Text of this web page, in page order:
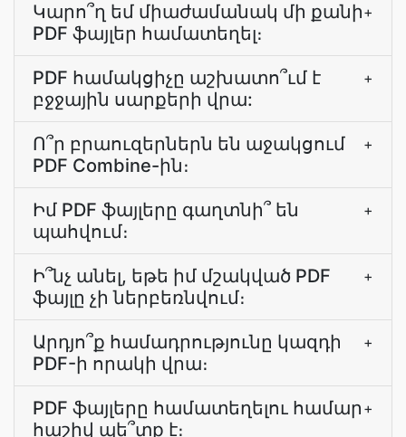
Կարո՞ղ եմ միաժամանակ մի քանի
PDF ֆայլեր համատեղել։
+
PDF համակցիչը աշխատո՞ւմ է
բջջային սարքերի վրա:
+
Ո՞ր բրաուզերներն են աջակցում
PDF Combine-ին։
+
Իմ PDF ֆայլերը գաղտնի՞ են
պահվում։
+
Ի՞նչ անել, եթե իմ մշակված PDF
ֆայլը չի ներբեռնվում։
+
Արդյո՞ք համադրությունը կազդի
PDF-ի որակի վրա։
+
PDF ֆայլերը համատեղելու համար
հաշիվ պե՞տք է։
+